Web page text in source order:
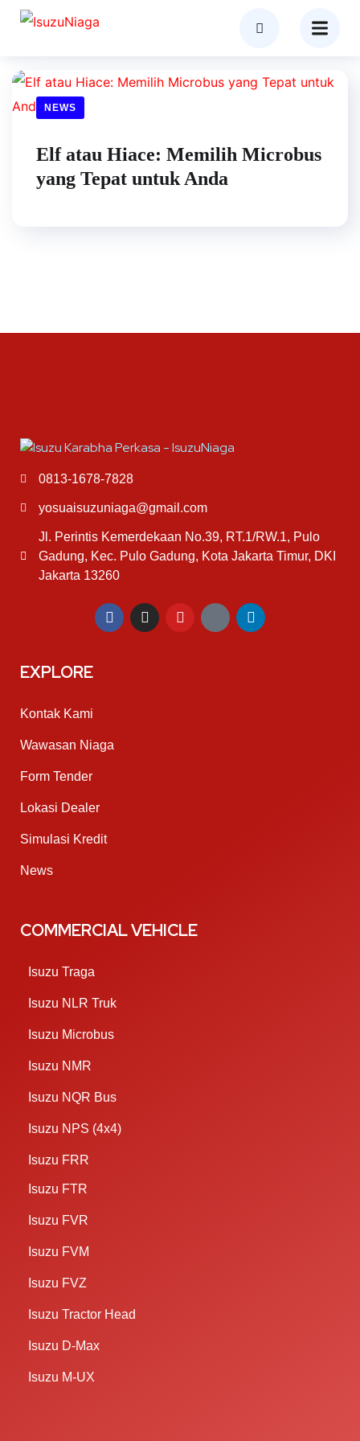
NEWS
Elf atau Hiace: Memilih Microbus
yang Tepat untuk Anda
0813-1678-7828
yosuaisuzuniaga@gmail.com
Jl. Perintis Kemerdekaan No.39, RT.1/RW.1, Pulo
Gadung, Kec. Pulo Gadung, Kota Jakarta Timur, DKI
Jakarta 13260
EXPLORE
Kontak Kami
Wawasan Niaga
Form Tender
Lokasi Dealer
Simulasi Kredit
News
COMMERCIAL VEHICLE
Isuzu Traga
Isuzu NLR Truk
Isuzu Microbus
Isuzu NMR
Isuzu NQR Bus
Isuzu NPS (4x4)
Isuzu FRR
Isuzu FTR
Isuzu FVR
Isuzu FVM
Isuzu FVZ
Isuzu Tractor Head
Isuzu D-Max
Isuzu M-UX